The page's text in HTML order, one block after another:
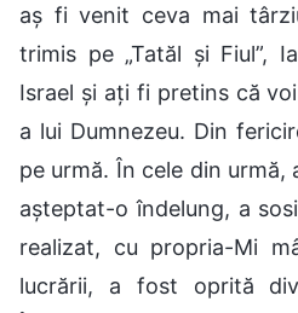
aș fi venit ceva mai
trimis pe „Tatăl și Fiul”,
Israel și ați fi pretins că
a lui Dumnezeu. Din
pe urmă. În cele din urmă,
așteptat-o îndelung, a
realizat, cu propria-Mi
lucrării, a fost oprită